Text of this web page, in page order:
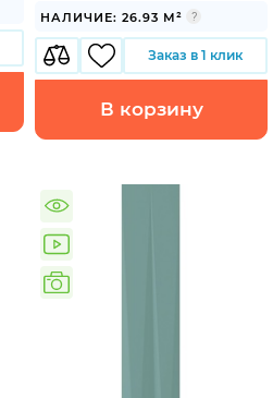
НАЛИЧИЕ: 26.93 М²
Заказ в 1 клик
В корзину